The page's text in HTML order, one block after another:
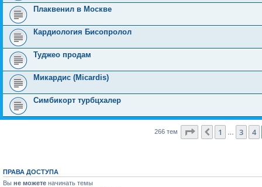
Плаквенил в Москве
Кардиология Бисопролол
Туджео продам
Микардис (Micardis)
Симбикорт турбцхалер
266 тем Страница из 11
Пред.
1 3 4
ПРАВА ДОСТУПА
Вы не можете начинать темы